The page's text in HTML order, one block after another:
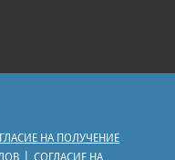
НА ПОЛУЧЕНИЕ
СОГЛАСИЕ НА